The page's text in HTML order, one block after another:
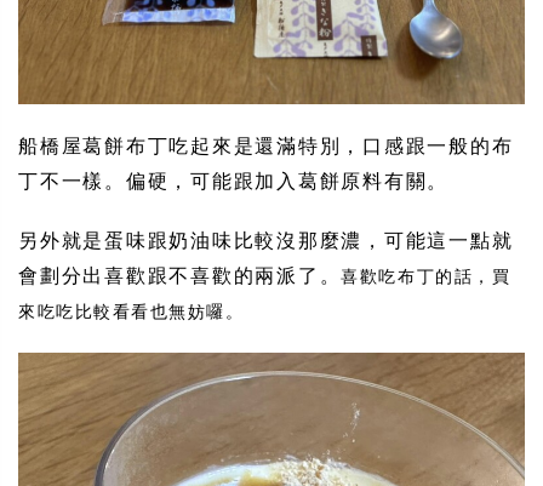
船橋屋葛餅布丁吃起來是還滿特別，口感跟一般的布
丁不一樣。偏硬，可能跟加入葛餅原料有關。
另外就是蛋味跟奶油味比較沒那麼濃，可能這一點就
會劃分出喜歡跟不喜歡的兩派了。喜歡吃布丁的話，買
來吃吃比較看看也無妨囉。